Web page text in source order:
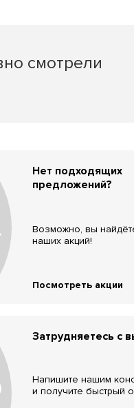
смотрели
Нет подходящих
предложений?
Возможно, вы
наших акций!
Посмотреть акции
Затрудняетесь с
Напишите нашим
и получите быстрый